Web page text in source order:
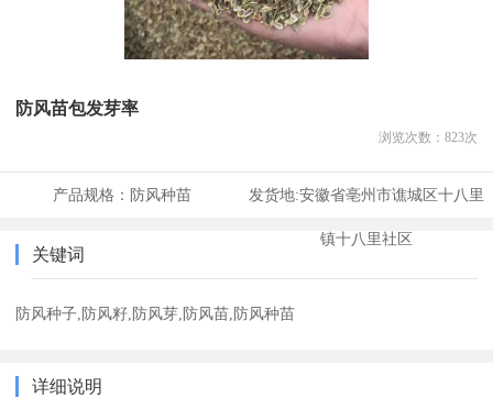
防风苗包发芽率
浏览次数： 823次
产品规格： 防风种苗 发货地:安徽省亳州市谯城区十八里
镇十八里社区
关键词
防风种子,防风籽,防风芽,防风苗,防风种苗
详细说明